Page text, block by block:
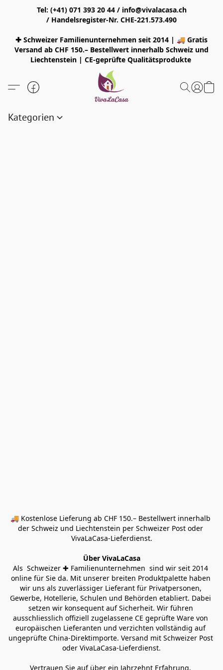
Tel: (+41) 071 393 20 44 / info@vivalacasa.ch
/ Handelsregister-Nr. CHE-221.573.490
✚ Schweizer Familienunternehmen seit 2014 | 🚚 Gratis
Versand ab CHF 150.– Bestellwert innerhalb Schweiz und
Liechtenstein | CE-geprüfte Qualitätsprodukte
Kategorien
🚚 Kostenlose Lieferung ab CHF 150.– Bestellwert innerhalb
der Schweiz und Liechtenstein per Schweizer Post oder
VivaLaCasa-Lieferdienst.
Über VivaLaCasa
Als  Schweizer ✚ Familienunternehmen  sind wir seit 2014
online für Sie da. Mit unserer breiten Produktpalette haben
wir uns als zuverlässiger Lieferant für Privatpersonen,
Gewerbe, Hotellerie, Schulen und Behörden etabliert. Dabei
setzen wir konsequent auf Sicherheit. Wir führen
ausschliesslich offiziell zugelassene CE geprüfte Ware von
europäischen Lieferanten und verzichten vollständig auf
ungeprüfte China-Direktimporte. Versand mit Schweizer Post
oder VivaLaCasa-Lieferdienst.
Vertrauen Sie auf über ein Jahrzehnt Erfahrung,